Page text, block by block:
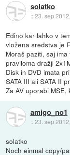
solatko
::23. sep
Edino kar lahko v
vložena sredstva je
Moraš paziti, saj
praviloma dražji
Disk in DVD imata
SATA III ali SATA II
Za AV uporabi
amigo_no1
::23. sep
solatko
Noch einmal copy/